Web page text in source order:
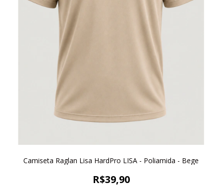
Camiseta Raglan Lisa HardPro LISA - Poliamida - Bege
R$39,90